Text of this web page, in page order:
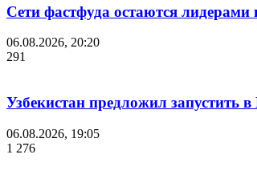
Сети фастфуда остаются лидерами
06.08.2026, 20:20
291
Узбекистан предложил запустить
06.08.2026, 19:05
1 276